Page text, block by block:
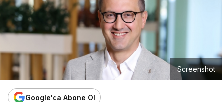
Screenshot
Google'da Abone Ol